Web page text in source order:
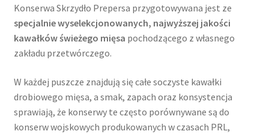
Konserwa Skrzydło Prepersa przygotowywana jest ze
specjalnie wyselekcjonowanych, najwyższej jakości
kawałków świeżego mięsa pochodzącego z własnego
zakładu przetwórczego.
W każdej puszcze znajdują się całe soczyste kawałki
drobiowego mięsa, a smak, zapach oraz konsystencja
sprawiają, że konserwy te często porównywane są do
konserw wojskowych produkowanych w czasach PRL,